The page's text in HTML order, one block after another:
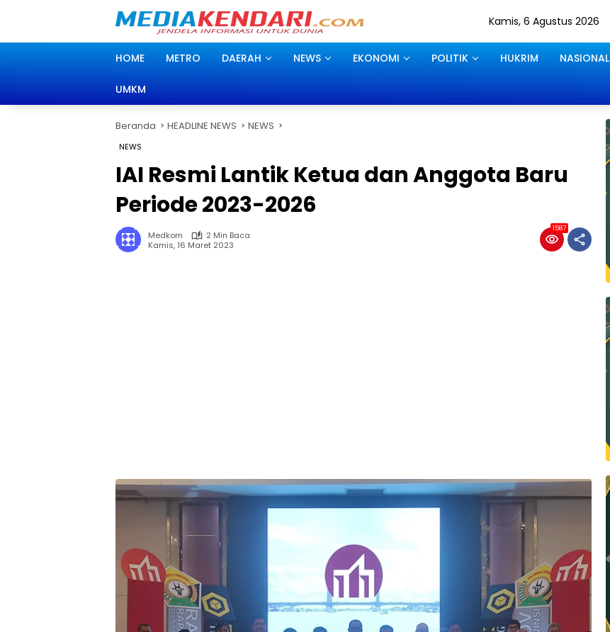
Kamis, 6 Agustus 2026
HOME METRO DAERAH NEWS EKONOMI POLITIK HUKRIM NASIONAL
UMKM
Beranda HEADLINE NEWS NEWS
NEWS
IAI Resmi Lantik Ketua dan Anggota Baru
Periode 2023-2026
Medkom
2 Min Baca
Kamis, 16 Maret 2023
1587